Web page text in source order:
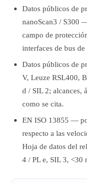
Datos públicos de
nanoScan3 / S300
campo de
interfaces de bus
Datos públicos de
V, Leuze RSL400,
d / SIL 2; alcances,
como se cita.
EN ISO 13855 —
respecto a las
Hoja de datos del
4 / PL e, SIL 3, <30